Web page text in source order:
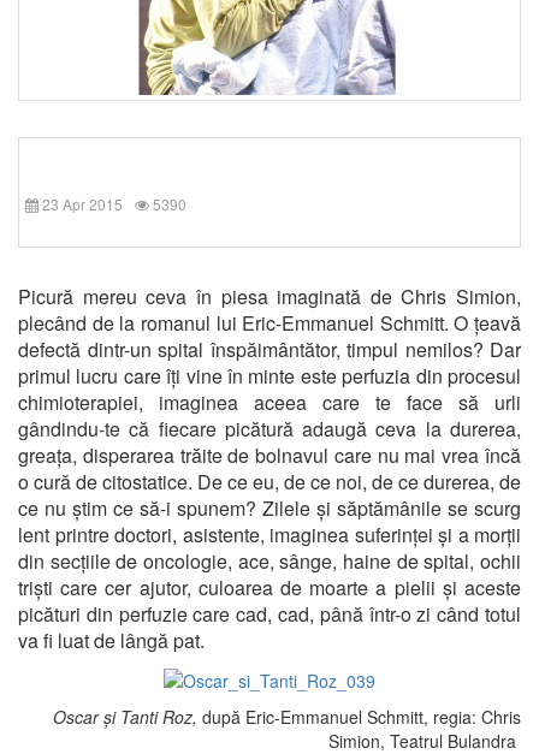
23 Apr 2015 5390
Picură mereu ceva în piesa imaginată de Chris Simion,
plecând de la romanul lui Eric-Emmanuel Schmitt. O țeavă
defectă dintr-un spital înspăimântător, timpul nemilos? Dar
primul lucru care îți vine în minte este perfuzia din procesul
chimioterapiei, imaginea aceea care te face să urli
gândindu-te că fiecare picătură adaugă ceva la durerea,
greața, disperarea trăite de bolnavul care nu mai vrea încă
o cură de citostatice. De ce eu, de ce noi, de ce durerea, de
ce nu știm ce să-i spunem? Zilele și săptămânile se scurg
lent printre doctori, asistente, imaginea suferinței și a morții
din secțiile de oncologie, ace, sânge, haine de spital, ochii
triști care cer ajutor, culoarea de moarte a pielii și aceste
picături din perfuzie care cad, cad, până într-o zi când totul
va fi luat de lângă pat.
Oscar și Tanti Roz, după Eric-Emmanuel Schmitt, regia: Chris
Simion, Teatrul Bulandra